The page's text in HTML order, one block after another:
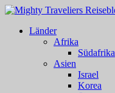
Länder
Afrika
Südafrika
Asien
Israel
Korea